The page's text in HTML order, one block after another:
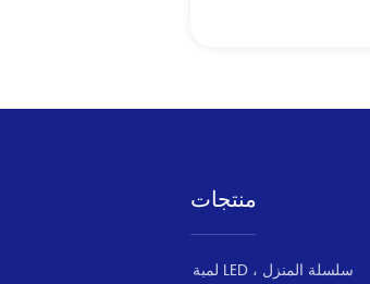
منتجات
لمبة LED ، سلسلة المنزل